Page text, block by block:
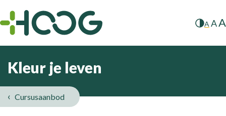
A AA
Kleur je leven
Cursusaanbod